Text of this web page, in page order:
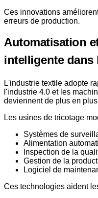
Ces innovations
erreurs de production.
Automatisation
intelligente
L'industrie textile adopte
l'industrie 4.0 et les
deviennent de plus en
Les usines de tricotage
Systèmes de
Alimentation
Inspection de la
Gestion de la
Logiciel de
Ces technologies aident